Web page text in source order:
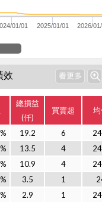
01/01 2025/01/01 2026/
效
總損益
(仟)
買賣超
19.2 6
13.5 4
10.9 4
3.5 1
2.9 1